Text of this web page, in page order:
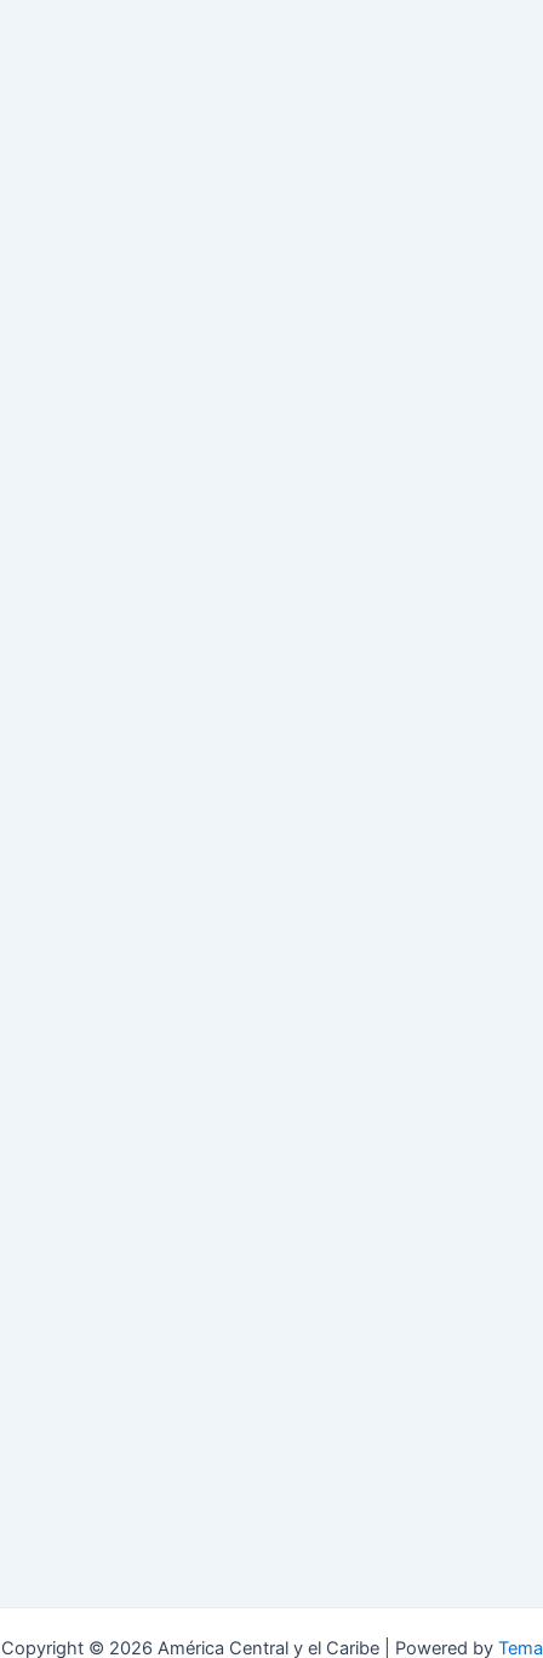
Copyright © 2026 América Central y el Caribe | Powered by Tema